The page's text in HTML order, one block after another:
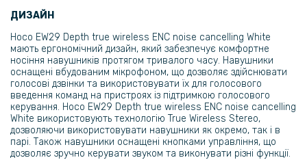
ДИЗАЙН
Hoco EW29 Depth true wireless ENC noise cancelling White
мають ергономічний дизайн, який забезпечує комфортне
носіння навушників протягом тривалого часу. Навушники
оснащені вбудованим мікрофоном, що дозволяє здійснювати
голосові дзвінки та використовувати їх для голосового
введення команд на пристроях із підтримкою голосового
керування. Hoco EW29 Depth true wireless ENC noise cancelling
White використовують технологію True Wireless Stereo,
дозволяючи використовувати навушники як окремо, так і в
парі. Також навушники оснащені кнопками управління, що
дозволяє зручно керувати звуком та виконувати різні функції.